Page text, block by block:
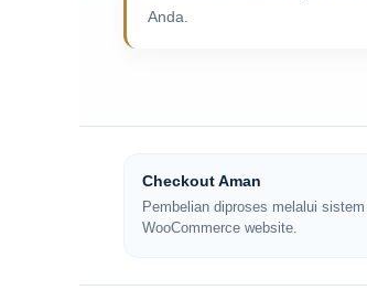
Anda.
Checkout Aman
Pembelian diproses melalui sistem
WooCommerce website.